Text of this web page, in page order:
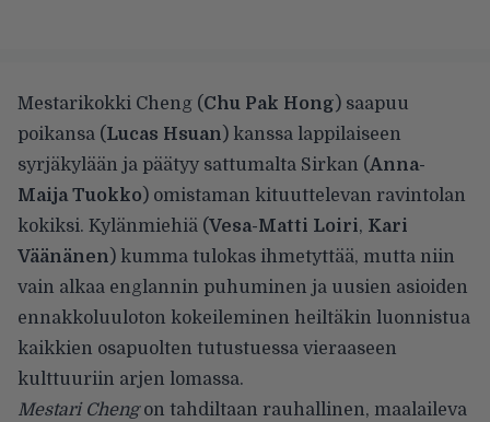
Mestarikokki Cheng (Chu Pak Hong) saapuu
poikansa (Lucas Hsuan ) kanssa lappilaiseen
syrjäkylään ja päätyy sattumalta Sirkan (Anna-
Maija Tuokko) omistaman kituuttelevan ravintolan
kokiksi. Kylänmiehiä (Vesa-Matti Loiri, Kari
Väänänen ) kumma tulokas ihmetyttää, mutta niin
vain alkaa englannin puhuminen ja uusien asioiden
ennakkoluuloton kokeileminen heiltäkin luonnistua
kaikkien osapuolten tutustuessa vieraaseen
kulttuuriin arjen lomassa.
Mestari Chengon tahdiltaan rauhallinen, maalaileva